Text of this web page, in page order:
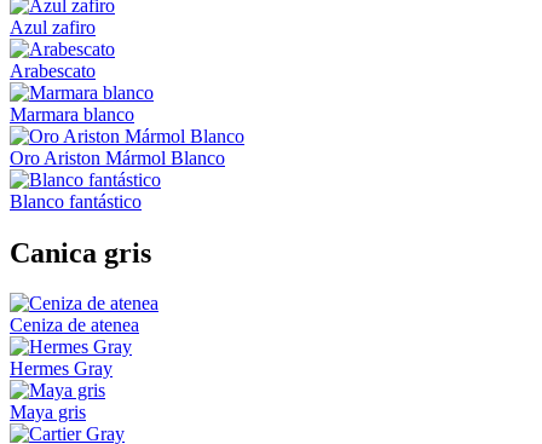
Azul zafiro
Arabescato
Marmara blanco
Oro Ariston Mármol Blanco
Blanco fantástico
Canica gris
Ceniza de atenea
Hermes Gray
Maya gris